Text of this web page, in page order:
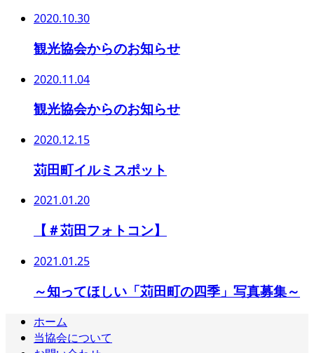
2020.10.30
観光協会からのお知らせ
2020.11.04
観光協会からのお知らせ
2020.12.15
苅田町イルミスポット
2021.01.20
【＃苅田フォトコン】
2021.01.25
～知ってほしい「苅田町の四季」写真募集～
ホーム
当協会について